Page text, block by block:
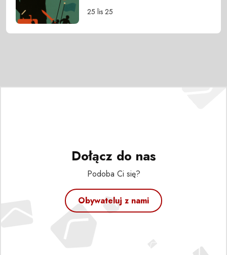
25 lis 25
Dołącz do nas
Podoba Ci się?
Obywateluj z nami